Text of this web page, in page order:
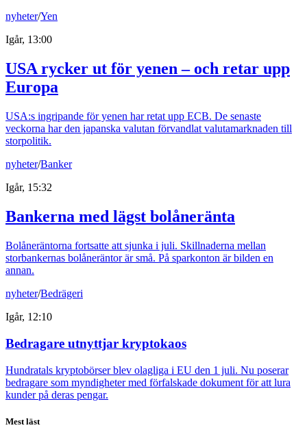
nyheter/Yen
Igår, 13:00
USA rycker ut för yenen – och retar upp
Europa
USA:s ingripande för yenen har retat upp ECB. De senaste
veckorna har den japanska valutan förvandlat valutamarknaden till
storpolitik.
nyheter/Banker
Igår, 15:32
Bankerna med lägst bolåneränta
Bolåneräntorna fortsatte att sjunka i juli. Skillnaderna mellan
storbankernas bolåneräntor är små. På sparkonton är bilden en
annan.
nyheter/Bedrägeri
Igår, 12:10
Bedragare utnyttjar kryptokaos
Hundratals kryptobörser blev olagliga i EU den 1 juli. Nu poserar
bedragare som myndigheter med förfalskade dokument för att lura
kunder på deras pengar.
Mest läst